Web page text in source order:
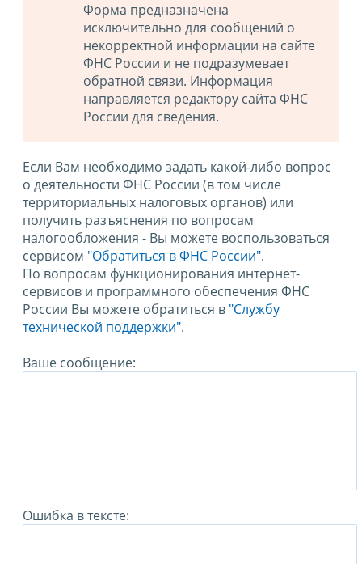
Форма предназначена
исключительно для сообщений о
некорректной информации на сайте
ФНС России и не подразумевает
обратной связи. Информация
направляется редактору сайта ФНС
России для сведения.
Если Вам необходимо задать какой-либо вопрос
о деятельности ФНС России (в том числе
территориальных налоговых органов) или
получить разъяснения по вопросам
налогообложения - Вы можете воспользоваться
сервисом "Обратиться в ФНС России".
По вопросам функционирования интернет-
сервисов и программного обеспечения ФНС
России Вы можете обратиться в "Службу
технической поддержки".
Ваше сообщение:
Ошибка в тексте: